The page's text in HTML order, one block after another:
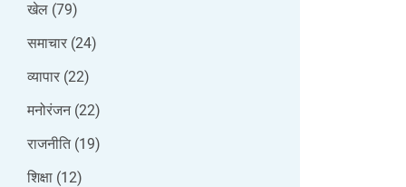
खेल (79)
समाचार (24)
व्यापार (22)
मनोरंजन (22)
राजनीति (19)
शिक्षा (12)